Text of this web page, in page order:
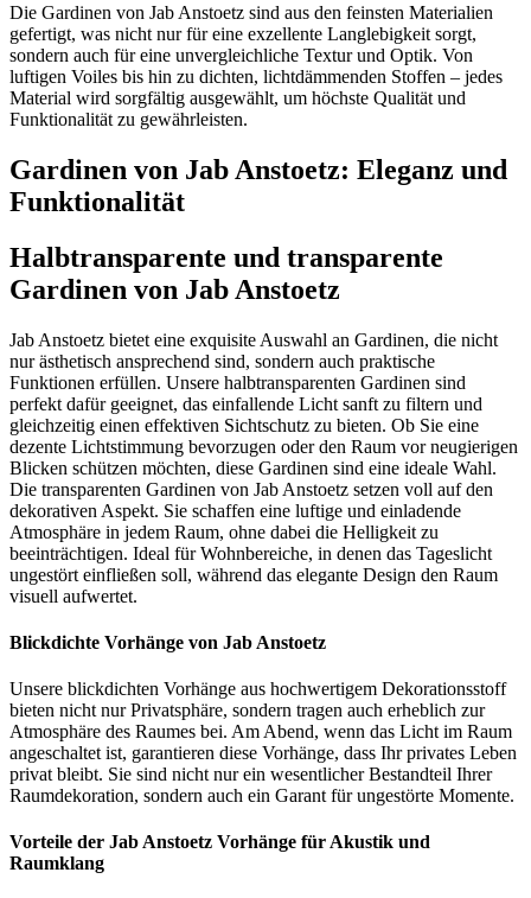
Die Gardinen von Jab Anstoetz sind aus den feinsten Materialien
gefertigt, was nicht nur für eine exzellente Langlebigkeit sorgt,
sondern auch für eine unvergleichliche Textur und Optik. Von
luftigen Voiles bis hin zu dichten, lichtdämmenden Stoffen – jedes
Material wird sorgfältig ausgewählt, um höchste Qualität und
Funktionalität zu gewährleisten.
Gardinen von Jab Anstoetz: Eleganz und
Funktionalität
Halbtransparente und transparente
Gardinen von Jab Anstoetz
Jab Anstoetz bietet eine exquisite Auswahl an Gardinen, die nicht
nur ästhetisch ansprechend sind, sondern auch praktische
Funktionen erfüllen. Unsere halbtransparenten Gardinen sind
perfekt dafür geeignet, das einfallende Licht sanft zu filtern und
gleichzeitig einen effektiven Sichtschutz zu bieten. Ob Sie eine
dezente Lichtstimmung bevorzugen oder den Raum vor neugierigen
Blicken schützen möchten, diese Gardinen sind eine ideale Wahl.
Die transparenten Gardinen von Jab Anstoetz setzen voll auf den
dekorativen Aspekt. Sie schaffen eine luftige und einladende
Atmosphäre in jedem Raum, ohne dabei die Helligkeit zu
beeinträchtigen. Ideal für Wohnbereiche, in denen das Tageslicht
ungestört einfließen soll, während das elegante Design den Raum
visuell aufwertet.
Blickdichte Vorhänge von Jab Anstoetz
Unsere blickdichten Vorhänge aus hochwertigem Dekorationsstoff
bieten nicht nur Privatsphäre, sondern tragen auch erheblich zur
Atmosphäre des Raumes bei. Am Abend, wenn das Licht im Raum
angeschaltet ist, garantieren diese Vorhänge, dass Ihr privates Leben
privat bleibt. Sie sind nicht nur ein wesentlicher Bestandteil Ihrer
Raumdekoration, sondern auch ein Garant für ungestörte Momente.
Vorteile der Jab Anstoetz Vorhänge für Akustik und
Raumklang